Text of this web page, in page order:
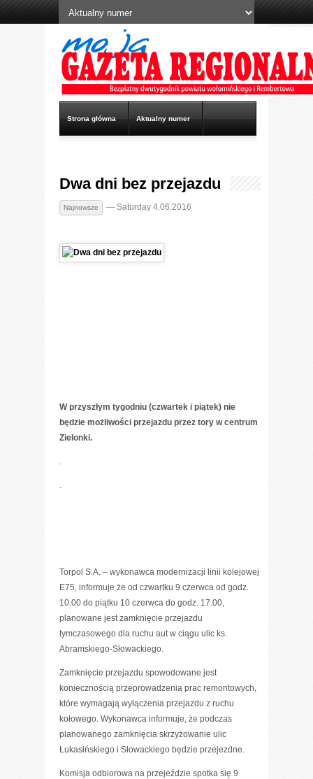
Strona główna Aktualny numer
Reklama Kontakt
Dwa dni bez przejazdu
Najnowsze — Saturday 4.06.2016
W przyszłym tygodniu (czwartek i piątek) nie
będzie możliwości przejazdu przez tory w centrum
Zielonki.
.
.
Torpol S.A. – wykonawca modernizacji linii kolejowej
E75, informuje że od czwartku 9 czerwca od godz.
10.00 do piątku 10 czerwca do godz. 17.00,
planowane jest zamknięcie przejazdu
tymczasowego dla ruchu aut w ciągu ulic ks.
Abramskiego-Słowackiego.
Zamknięcie przejazdu spowodowane jest
koniecznością przeprowadzenia prac remontowych,
które wymagają wyłączenia przejazdu z ruchu
kołowego. Wykonawca informuje, że podczas
planowanego zamknięcia skrzyżowanie ulic
Łukasińskiego i Słowackiego będzie przejezdne.
Komisja odbiorowa na przejeździe spotka się 9